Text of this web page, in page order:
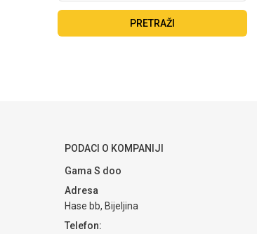
PRETRAŽI
PODACI O KOMPANIJI
Gama S doo
Adresa
Hase bb, Bijeljina
Telefon: